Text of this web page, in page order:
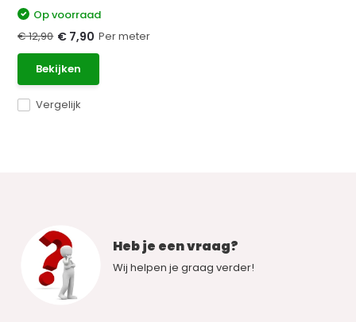
Vergelijk
Op voorraad
€ 12,90 € 7,90 Per meter
Bekijken
Heb je een vraag?
Wij helpen je graag verder!